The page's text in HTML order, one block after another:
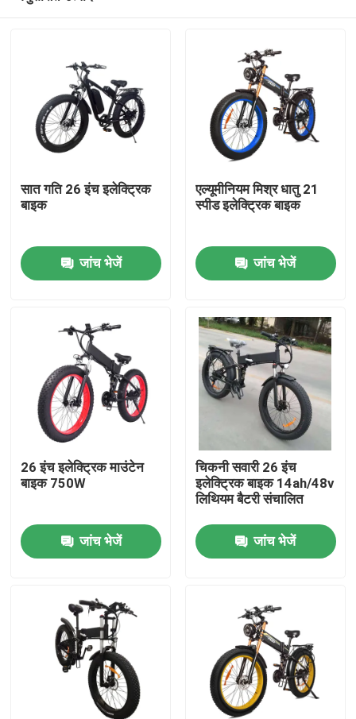
हमारे बारे में
कारखाना भ्रमण
एक उद्धरण का अनुरोध करें
रिडस्टार इलेक्ट्रिक बाइक
फोल्डिंग फैट टायर इलेक्ट्रिक बाइक
इलेक्ट्रिक सिटी बाइक
सात गति 26 इंच इलेक्ट्रिक
बाइक
जांच भेजें
एल्यूमीनियम मिश्र धातु 21
स्पीड इलेक्ट्रिक बाइक
जांच भेजें
26 इंच इलेक्ट्रिक माउंटेन
बाइक 750W
जांच भेजें
चिकनी सवारी 26 इंच
इलेक्ट्रिक बाइक 14ah/48v
लिथियम बैटरी संचालित
जांच भेजें